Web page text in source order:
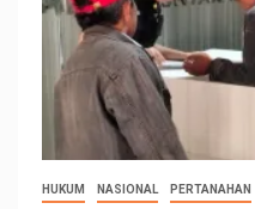
HUKUM NASIONAL PERTANAHAN